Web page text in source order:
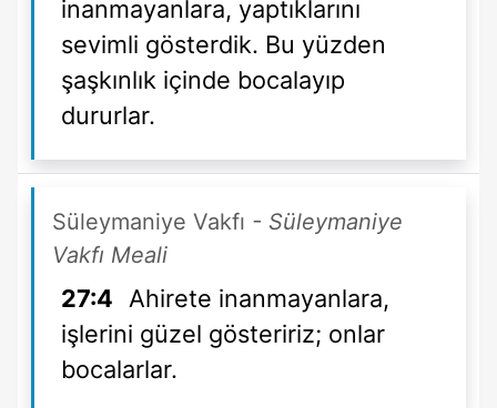
inanmayanlara, yaptıklarını
sevimli gösterdik. Bu yüzden
şaşkınlık içinde bocalayıp
dururlar.
Süleymaniye Vakfı - Süleymaniye
Vakfı Meali
27:4
Ahirete inanmayanlara,
işlerini güzel gösteririz; onlar
bocalarlar.